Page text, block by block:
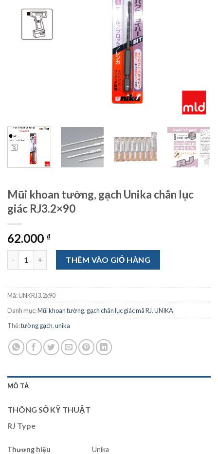
Mũi khoan tường, gạch Unika chân lục
giác RJ3.2×90
62.000 ₫
Mũi khoan tường, gạch Unika chân lục giác RJ3.2x90 số lượng
THÊM VÀO GIỎ HÀNG
Mã:UNKRJ3.2x90
Danh mục:Mũi khoan tường, gạch chân lục giác mã RJ,UNIKA
Thẻ:tường gạch,unika
MÔ TẢ
THÔNG SỐ KỸ THUẬT
RJ Type
Thương hiệu
Unika